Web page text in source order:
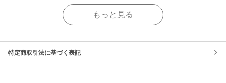
もっと見る
特定商取引法に基づく表記